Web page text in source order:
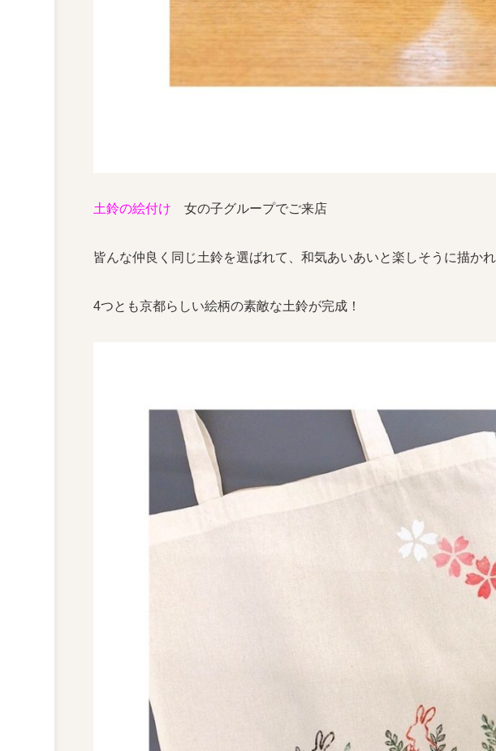
土鈴の絵付け 女の子グループでご来店
皆んな仲良く同じ土鈴を選ばれて、和気あいあいと楽しそうに描か
4つとも京都らしい絵柄の素敵な土鈴が完成！